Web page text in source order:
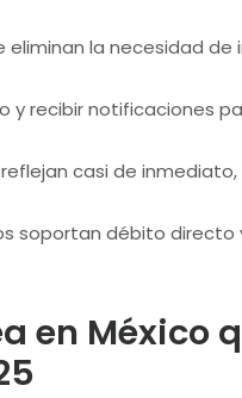
la necesidad de
y recibir notificaciones
casi de
soportan débito
en México